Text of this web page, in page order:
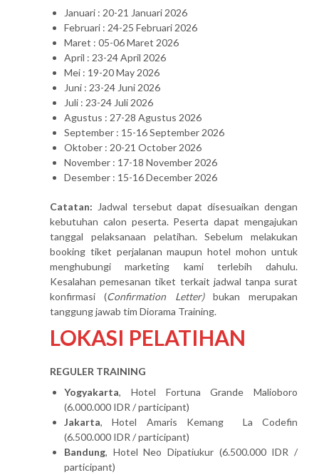
Januari : 20-21 Januari 2026
Februari : 24-25 Februari 2026
Maret : 05-06 Maret 2026
April : 23-24 April 2026
Mei : 19-20 May 2026
Juni : 23-24 Juni 2026
Juli : 23-24 Juli 2026
Agustus : 27-28 Agustus 2026
September : 15-16 September 2026
Oktober : 20-21 October 2026
November : 17-18 November 2026
Desember : 15-16 December 2026
Catatan: Jadwal tersebut dapat disesuaikan dengan
kebutuhan calon peserta. Peserta dapat mengajukan
tanggal pelaksanaan pelatihan. Sebelum melakukan
booking tiket perjalanan maupun hotel mohon untuk
menghubungi marketing kami terlebih dahulu.
Kesalahan pemesanan tiket terkait jadwal tanpa surat
konfirmasi (Confirmation Letter)bukan merupakan
tanggung jawab tim Diorama Training.
LOKASI PELATIHAN
REGULER TRAINING
Yogyakarta, Hotel Fortuna Grande Malioboro
(6.000.000 IDR / participant)
Jakarta, Hotel Amaris Kemang La Codefin
(6.500.000 IDR / participant)
Bandung, Hotel Neo Dipatiukur (6.500.000 IDR /
participant)